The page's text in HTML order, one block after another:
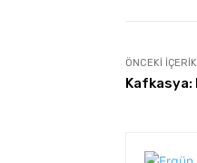
ÖNCEKI İÇERIK
Kafkasya: